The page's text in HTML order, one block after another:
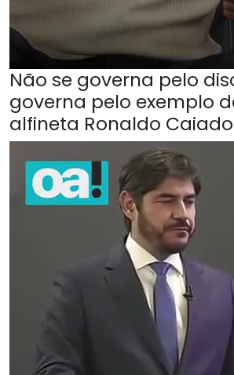
Não se governa pelo
governa pelo exemplo
alfineta Ronaldo Caiado